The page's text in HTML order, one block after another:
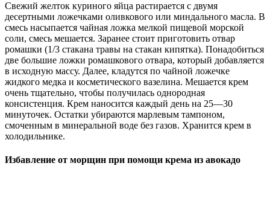
Свежий желток куриного яйца растирается с двумя
десертными ложечками оливкового или миндального масла. В
смесь насыпается чайная ложка мелкой пищевой морской
соли, смесь мешается. Заранее стоит приготовить отвар
ромашки (1/3 стакана травы на стакан кипятка). Понадобиться
две большие ложки ромашкового отвара, который добавляется
в исходную массу. Далее, кладутся по чайной ложечке
жидкого медка и косметического вазелина. Мешается крем
очень тщательно, чтобы получилась однородная
консистенция. Крем наносится каждый день на 25—30
минуточек. Остатки убираются марлевым тампоном,
смоченным в минеральной воде без газов. Хранится крем в
холодильнике.
Избавление от морщин при помощи крема из авокадо